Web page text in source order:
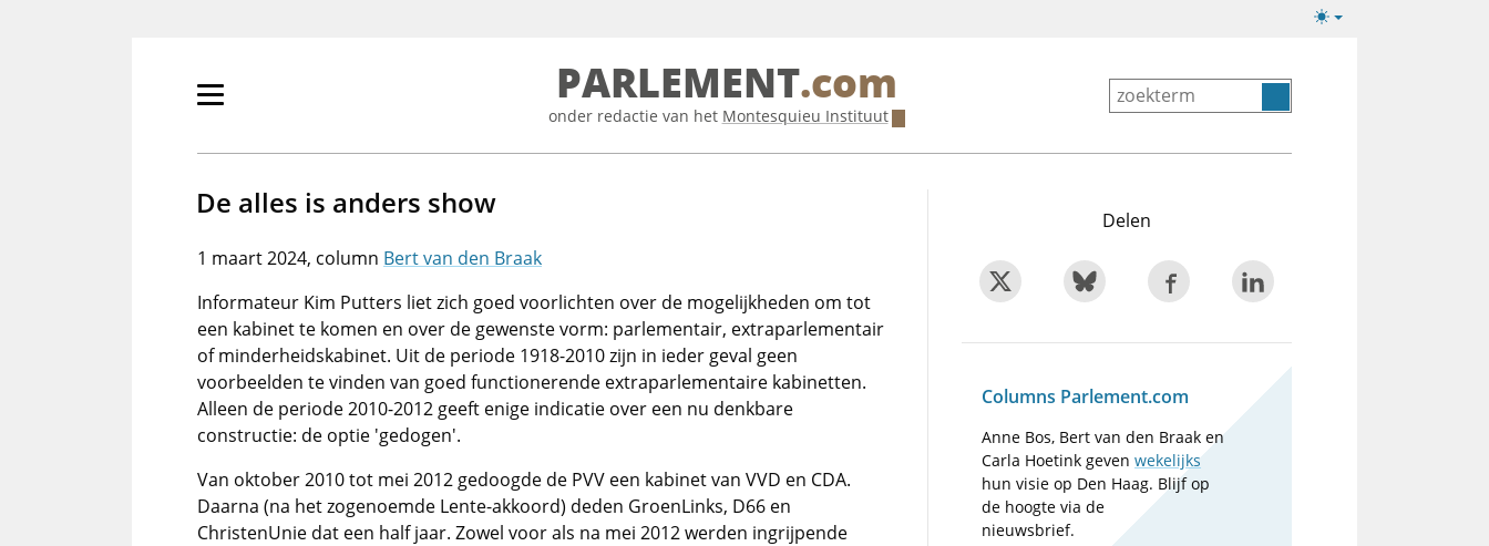
Lichte/donkere
Primair
tonen/verbergen
PARLEMENT.com
onder redactie van het Montesquieu Instituut
De alles is anders show
1 maart 2024
Bert van den Braak
Informateur Kim Putters liet zich goed voorlichten over de mogelijkheden om tot
een kabinet te komen en over de gewenste vorm: parlementair, extraparlementair
of minderheidskabinet. Uit de periode 1918-2010 zijn in ieder geval geen
voorbeelden te vinden van goed functionerende extraparlementaire kabinetten.
Alleen de periode 2010-2012 geeft enige indicatie over een nu denkbare
constructie: de optie 'gedogen'.
Van oktober 2010 tot mei 2012 gedoogde de PVV een kabinet van VVD en CDA.
Daarna (na het zogenoemde Lente-akkoord) deden GroenLinks, D66 en
ChristenUnie dat een half jaar. Zowel voor als na mei 2012 werden ingrijpende
Delen
Columns Parlement.com
Anne Bos, Bert van den Braak en
Carla Hoetink gevenwekelijks
hun visie op Den Haag. Blijf op
de hoogte via de
nieuwsbrief.